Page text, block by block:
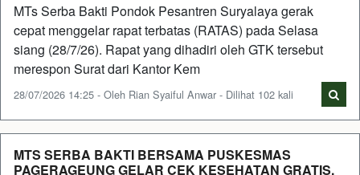
MTs Serba Bakti Pondok Pesantren Suryalaya gerak
cepat menggelar rapat terbatas (RATAS) pada Selasa
siang (28/7/26). Rapat yang dihadiri oleh GTK tersebut
merespon Surat dari Kantor Kem
28/07/2026 14:25 - Oleh Rian Syaiful Anwar - Dilihat 102 kali
MTS SERBA BAKTI BERSAMA PUSKESMAS
PAGERAGEUNG GELAR CEK KESEHATAN GRATIS,